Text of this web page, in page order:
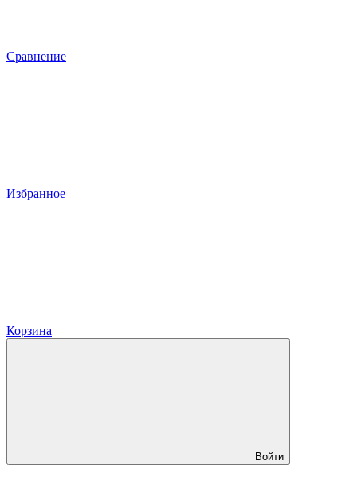
Сравнение
Избранное
Корзина
Войти